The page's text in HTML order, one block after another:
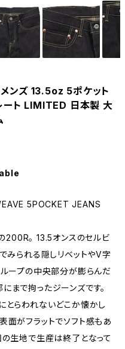
ンズ 13.5oz 5ポケット
ート LIMITED 日本製 大
5POCKET JEANS
200R。 13.5オンスのセルビ
みられる隠しリベットやV字
ープの中央部分が膨らんだ
まで拘ったジーンズです。
とらわれないどこか懐かし
がフラットでソフト感もあ
生地で生産は終了となって